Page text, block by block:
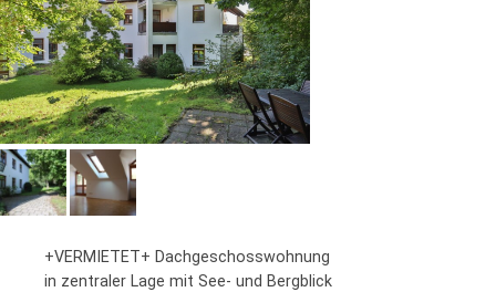
+VERMIETET+ Dachgeschosswohnung
in zentraler Lage mit See- und Bergblick